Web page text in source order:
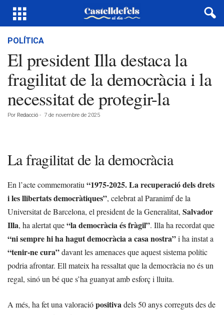
POLÍTICA
El president Illa destaca la
fragilitat de la democràcia i la
necessitat de protegir-la
Por Redacció - 7 de novembre de 2025
La fragilitat de la democràcia
En l’acte commemoratiu “1975-2025. La recuperació dels drets
i les llibertats democràtiques”, celebrat al Paranimf de la
Universitat de Barcelona, el president de la Generalitat, Salvador
Illa, ha alertat que“la democràcia és fràgil”. Illa ha recordat que
“ni sempre hi ha hagut democràcia a casa nostra”i ha instat a
“tenir-ne cura”davant les amenaces que aquest sistema polític
podria afrontar. Ell mateix ha ressaltat que la democràcia no és un
regal, sinó un bé que s’ha guanyat amb esforç i lluita.
A més, ha fet una valoraciópositivadels 50 anys correguts des de